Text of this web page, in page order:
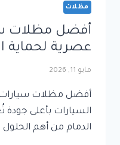
مظلات
أفضل مظلات
عصرية لحماية
مايو 11, 2026
أفضل مظلات سيارات
السيارات بأعلى
الدمام من أهم الحلول